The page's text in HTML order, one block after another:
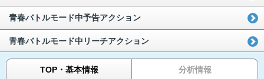
青春バトルモード中予告アクション
青春バトルモード中リーチアクション
TOP・基本情報 分析情報